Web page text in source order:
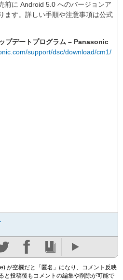
前に Android 5.0 へのバージョンア
ます。詳しい手順や注意事項は公式
プデートプログラム – Panasonic
support/dsc/download/cm1/
が空欄だと「匿名」になり、コメント反映
と投稿後もコメントの編集や削除が可能で